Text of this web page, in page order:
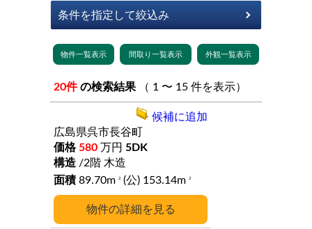
20件 の検索結果 （ 1 〜 15 件を表示）
詳細
広島県呉市長谷町
580 万円 5DK
/2階 木造
89.70m
2 (公) 153.14m 2
候補に追加